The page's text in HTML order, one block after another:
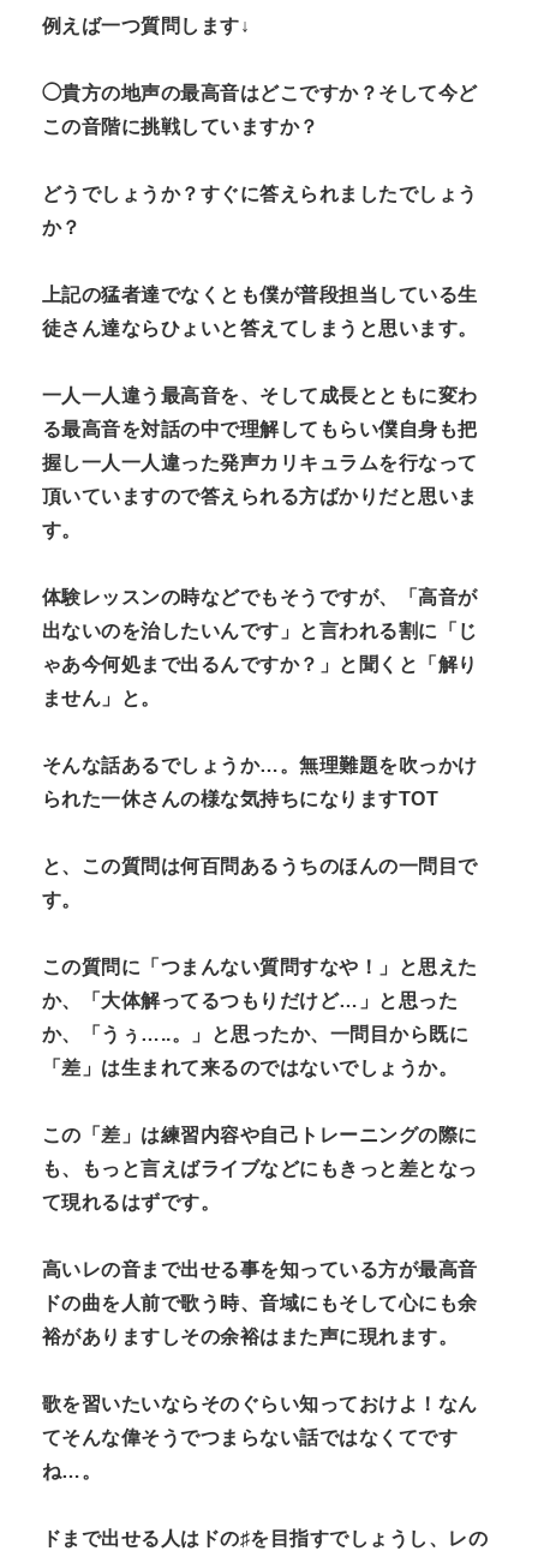
例えば一つ質問します↓
◯貴方の地声の最高音はどこですか？そして今ど
この音階に挑戦していますか？
どうでしょうか？すぐに答えられましたでしょう
か？
上記の猛者達でなくとも僕が普段担当している生
徒さん達ならひょいと答えてしまうと思います。
一人一人違う最高音を、そして成長とともに変わ
る最高音を対話の中で理解してもらい僕自身も把
握し一人一人違った発声カリキュラムを行なって
頂いていますので答えられる方ばかりだと思いま
す。
体験レッスンの時などでもそうですが、「高音が
出ないのを治したいんです」と言われる割に「じ
ゃあ今何処まで出るんですか？」と聞くと「解り
ません」と。
そんな話あるでしょうか…。無理難題を吹っかけ
られた一休さんの様な気持ちになりますTOT
と、この質問は何百問あるうちのほんの一問目で
す。
この質問に「つまんない質問すなや！」と思えた
か、「大体解ってるつもりだけど…」と思った
か、「うぅ…..。」と思ったか、一問目から既に
「差」は生まれて来るのではないでしょうか。
この「差」は練習内容や自己トレーニングの際に
も、もっと言えばライブなどにもきっと差となっ
て現れるはずです。
高いレの音まで出せる事を知っている方が最高音
ドの曲を人前で歌う時、音域にもそして心にも余
裕がありますしその余裕はまた声に現れます。
歌を習いたいならそのぐらい知っておけよ！なん
てそんな偉そうでつまらない話ではなくてです
ね…。
ドまで出せる人はドの♯を目指すでしょうし、レの